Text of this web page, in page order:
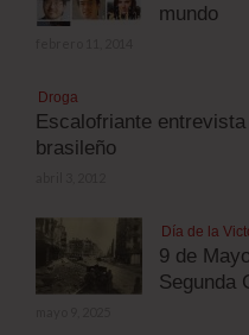
mundo
Droga
Escalofriante
brasileño
Día de la
9 de
Segunda